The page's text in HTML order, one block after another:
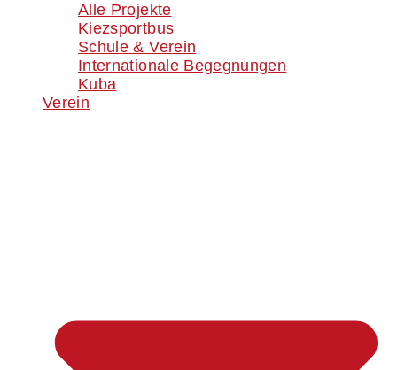
Alle Projekte
Kiezsportbus
Schule & Verein
Internationale Begegnungen
Kuba
Verein